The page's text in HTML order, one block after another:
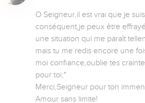
O Seigneur,il est vrai que je
conséquent,je peux être
une situation qui me paraît
mais tu me redis encore une
moi confiance,oublie tes
pour toi;"
Merci,Seigneur pour ton
Amour sans limite!